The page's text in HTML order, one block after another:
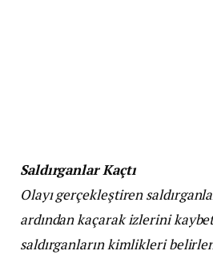
Saldırganlar Kaçtı
Olayı gerçekleştiren
ardından kaçarak izlerini
saldırganların kimlikleri